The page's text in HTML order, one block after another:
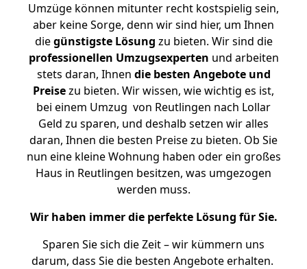
Umzüge können mitunter recht kostspielig sein,
aber keine Sorge, denn wir sind hier, um Ihnen
diegünstigste Lösung zu bieten. Wir sind die
professionellen Umzugsexperten und arbeiten
stets daran, Ihnen die besten Angebote und
Preisezu bieten. Wir wissen, wie wichtig es ist,
bei einem Umzug von Reutlingen nach Lollar
Geld zu sparen, und deshalb setzen wir alles
daran, Ihnen die besten Preise zu bieten. Ob Sie
nun eine kleine Wohnung haben oder ein großes
Haus in Reutlingen besitzen, was umgezogen
werden muss.
Wir haben immer die perfekte Lösung für Sie.
Sparen Sie sich die Zeit – wir kümmern uns
darum, dass Sie die besten Angebote erhalten.